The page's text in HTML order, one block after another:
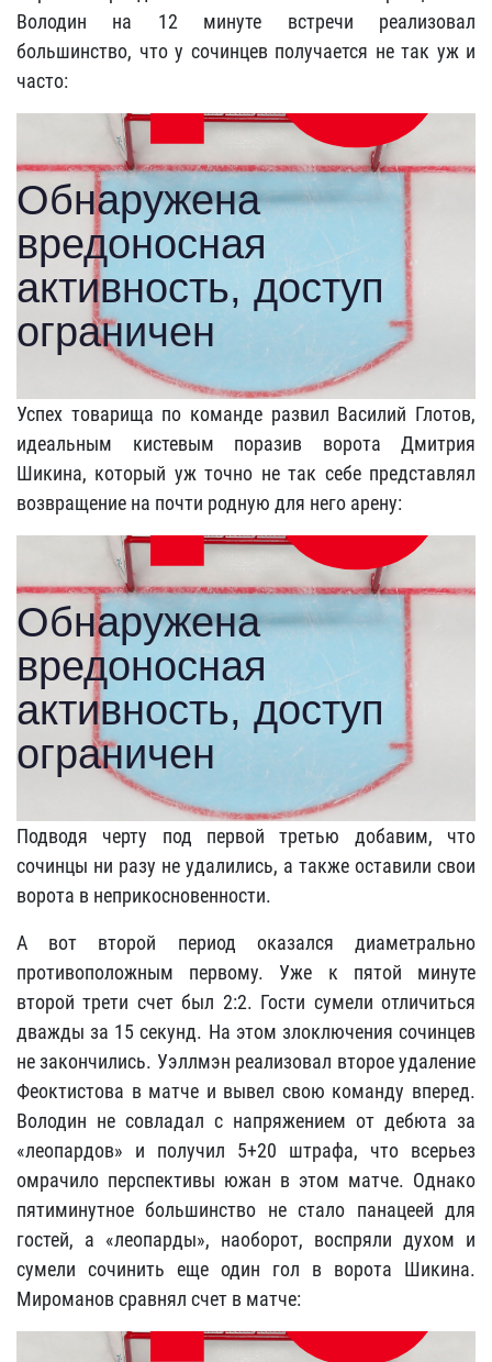
Володин на 12 минуте встречи реализовал
большинство, что у сочинцев получается не так уж и
часто:
Успех товарища по команде развил Василий Глотов,
идеальным кистевым поразив ворота Дмитрия
Шикина, который уж точно не так себе представлял
возвращение на почти родную для него арену:
Подводя черту под первой третью добавим, что
сочинцы ни разу не удалились, а также оставили свои
ворота в неприкосновенности.
А вот второй период оказался диаметрально
противоположным первому. Уже к пятой минуте
второй трети счет был 2:2. Гости сумели отличиться
дважды за 15 секунд. На этом злоключения сочинцев
не закончились. Уэллмэн реализовал второе удаление
Феоктистова в матче и вывел свою команду вперед.
Володин не совладал с напряжением от дебюта за
«леопардов» и получил 5+20 штрафа, что всерьез
омрачило перспективы южан в этом матче. Однако
пятиминутное большинство не стало панацеей для
гостей, а «леопарды», наоборот, воспряли духом и
сумели сочинить еще один гол в ворота Шикина.
Мироманов сравнял счет в матче: